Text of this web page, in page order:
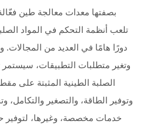
بصفتها معدات معالجة طين
تلعب أنظمة التحكم في المواد
دورًا هامًا في العديد من المجالات.
وتغير متطلبات التطبيقات،
الصلبة الطينية المثبتة على
وتوفير الطاقة، والتصغير والتكامل،
خدمات مخصصة، وغيرها، لتوفير